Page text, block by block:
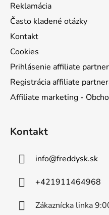
Reklamácia
Často kladené otázky
Kontakt
Cookies
Prihlásenie affiliate
Registrácia affiliate
Affiliate marketing -
Kontakt
info@freddysk.sk
+421911464968
Zákaznícka linka